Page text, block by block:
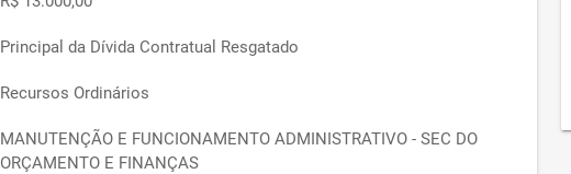
Principal da Dívida Contratual Resgatado
Recursos Ordinários
MANUTENÇÃO E FUNCIONAMENTO ADMINISTRATIVO - SEC DO
ORÇAMENTO E FINANÇAS